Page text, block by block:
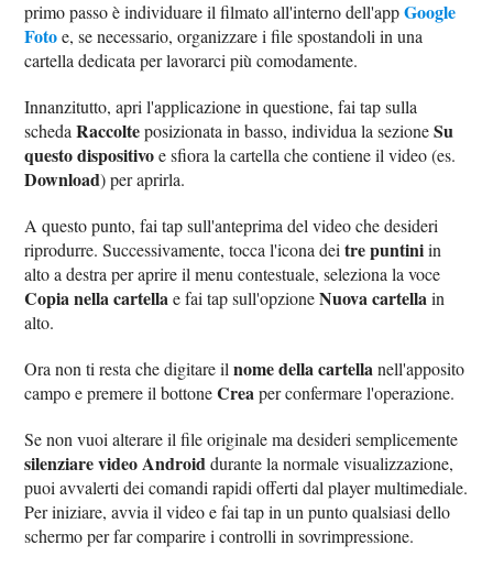
primo passo è individuare il filmato all'interno dell'appGoogle
Fotoe, se necessario, organizzare i file spostandoli in una
cartella dedicata per lavorarci più comodamente.
Innanzitutto, apri l'applicazione in questione, fai tap sulla
schedaRaccolteposizionata in basso, individua la sezioneSu
questo dispositivoe sfiora la cartella che contiene il video (es.
Download) per aprirla.
A questo punto, fai tap sull'anteprima del video che desideri
riprodurre. Successivamente, tocca l'icona deitre puntiniin
alto a destra per aprire il menu contestuale, seleziona la voce
Copia nella cartellae fai tap sull'opzioneNuova cartellain
alto.
Ora non ti resta che digitare ilnome della cartellanell'apposito
campo e premere il bottoneCreaper confermare l'operazione.
Se non vuoi alterare il file originale ma desideri semplicemente
silenziare video Androiddurante la normale visualizzazione,
puoi avvalerti dei comandi rapidi offerti dal player multimediale.
Per iniziare, avvia il video e fai tap in un punto qualsiasi dello
schermo per far comparire i controlli in sovrimpressione.